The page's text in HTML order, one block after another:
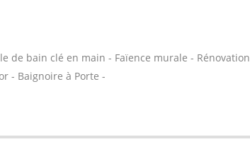
de bain clé en main - Faïence murale - Rénovation
- Baignoire à Porte -